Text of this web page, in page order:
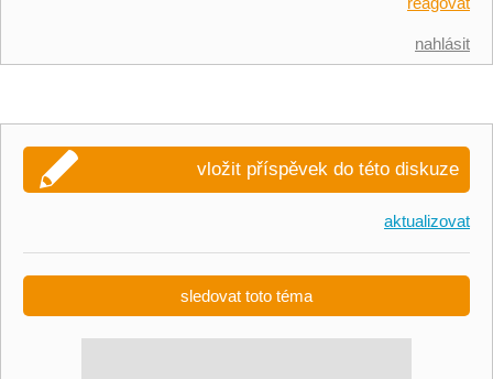
nahlásit
vložit příspěvek do této diskuze
aktualizovat
sledovat toto téma